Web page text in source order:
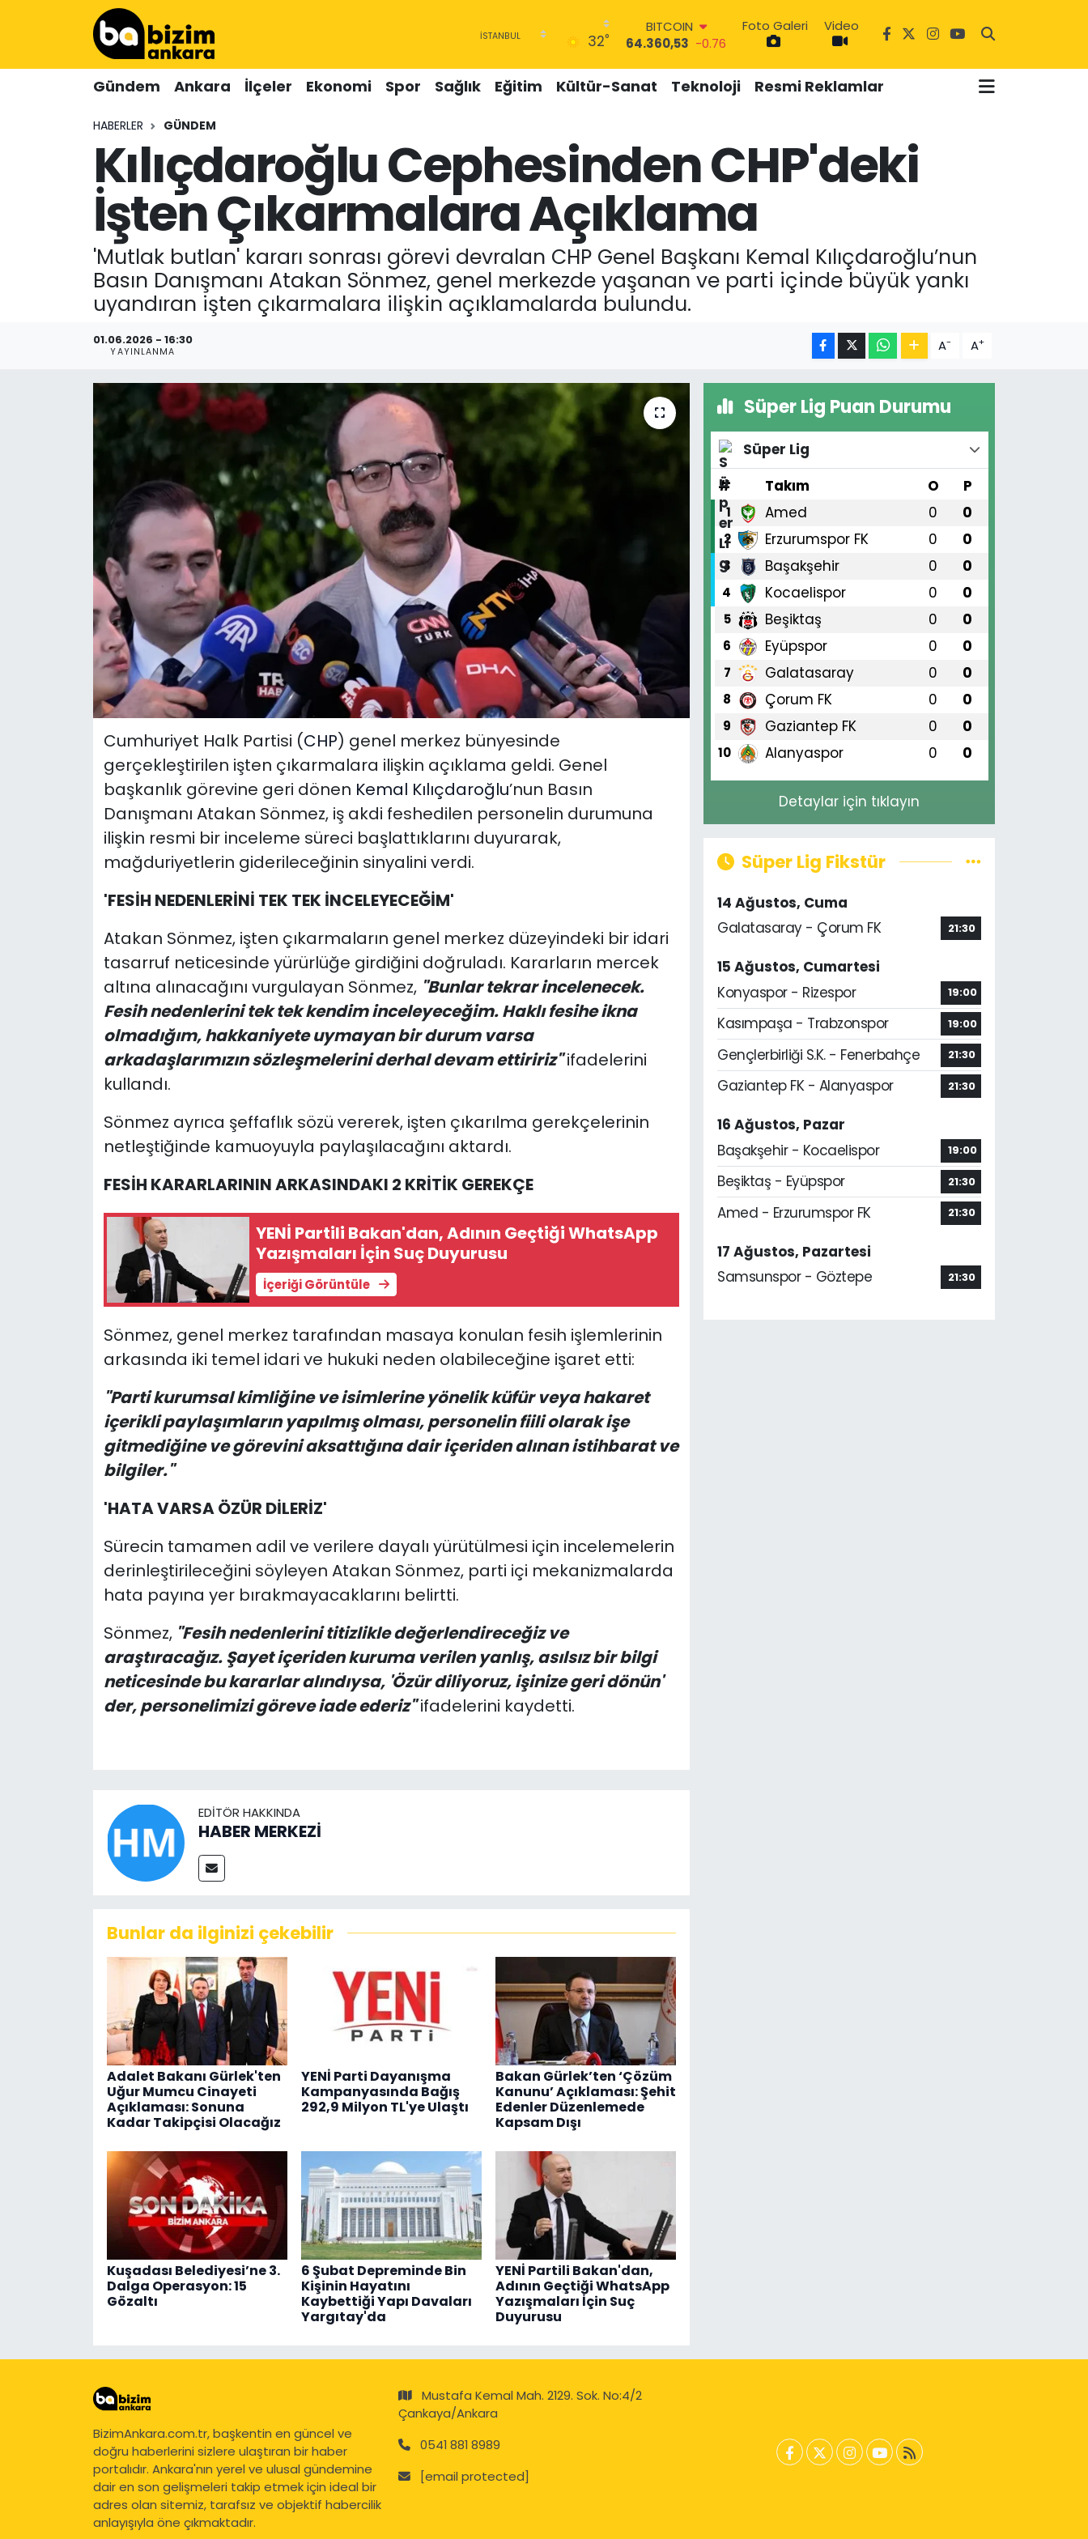
32°
BITCOIN
64.360,53 -0.76
47,7069
EURO
64,1897
GRAM ALTIN
6618.49
2.12
13.887
64
Foto Galeri Video
Gündem Ankara İlçeler Ekonomi Spor Sağlık Eğitim Kültür-Sanat Teknoloji Resmi Reklamlar
HABERLER GÜNDEM
Kılıçdaroğlu Cephesinden CHP'deki
İşten Çıkarmalara Açıklama
'Mutlak butlan' kararı sonrası görevi devralan CHP Genel Başkanı Kemal Kılıçdaroğlu’nun
Basın Danışmanı Atakan Sönmez, genel merkezde yaşanan ve parti içinde büyük yankı
uyandıran işten çıkarmalara ilişkin açıklamalarda bulundu.
01.06.2026 - 16:30
YAYINLANMA A- A+
Cumhuriyet Halk Partisi (CHP) genel merkez bünyesinde
gerçekleştirilen işten çıkarmalara ilişkin açıklama geldi. Genel
başkanlık görevine geri dönen Kemal Kılıçdaroğlu’nun Basın
Danışmanı Atakan Sönmez, iş akdi feshedilen personelin durumuna
ilişkin resmi bir inceleme süreci başlattıklarını duyurarak,
mağduriyetlerin giderileceğinin sinyalini verdi.
'FESİH NEDENLERİNİ TEK TEK İNCELEYECEĞİM'
Atakan Sönmez, işten çıkarmaların genel merkez düzeyindeki bir idari
tasarruf neticesinde yürürlüğe girdiğini doğruladı. Kararların mercek
altına alınacağını vurgulayan Sönmez, "Bunlar tekrar incelenecek.
Fesih nedenlerini tek tek kendim inceleyeceğim. Haklı fesihe ikna
olmadığım, hakkaniyete uymayan bir durum varsa
arkadaşlarımızın sözleşmelerini derhal devam ettiririz" ifadelerini
kullandı.
Sönmez ayrıca şeffaflık sözü vererek, işten çıkarılma gerekçelerinin
netleştiğinde kamuoyuyla paylaşılacağını aktardı.
FESİH KARARLARININ ARKASINDAKI 2 KRİTİK GEREKÇE
YENİ Partili Bakan'dan, Adının Geçtiği WhatsApp
Yazışmaları İçin Suç Duyurusu
İçeriği Görüntüle
Sönmez, genel merkez tarafından masaya konulan fesih işlemlerinin
arkasında iki temel idari ve hukuki neden olabileceğine işaret etti:
"Parti kurumsal kimliğine ve isimlerine yönelik küfür veya hakaret
içerikli paylaşımların yapılmış olması, personelin fiili olarak işe
gitmediğine ve görevini aksattığına dair içeriden alınan istihbarat ve
bilgiler."
'HATA VARSA ÖZÜR DİLERİZ'
Sürecin tamamen adil ve verilere dayalı yürütülmesi için incelemelerin
derinleştirileceğini söyleyen Atakan Sönmez, parti içi mekanizmalarda
hata payına yer bırakmayacaklarını belirtti.
Sönmez,"Fesih nedenlerini titizlikle değerlendireceğiz ve
araştıracağız. Şayet içeriden kuruma verilen yanlış, asılsız bir bilgi
neticesinde bu kararlar alındıysa, 'Özür diliyoruz, işinize geri dönün'
der, personelimizi göreve iade ederiz" ifadelerini kaydetti.
EDITÖR HAKKINDA
HABER MERKEZİ
Bunlar da ilginizi çekebilir
Adalet Bakanı Gürlek'ten
Uğur Mumcu Cinayeti
Açıklaması: Sonuna
Kadar Takipçisi Olacağız
YENİ Parti Dayanışma
Kampanyasında Bağış
292,9 Milyon TL'ye Ulaştı
Bakan Gürlek’ten ‘Çözüm
Kanunu’ Açıklaması: Şehit
Edenler Düzenlemede
Kapsam Dışı
Kuşadası Belediyesi’ne 3.
Dalga Operasyon: 15
Gözaltı
6 Şubat Depreminde Bin
Kişinin Hayatını
Kaybettiği Yapı Davaları
Yargıtay'da
YENİ Partili Bakan'dan,
Adının Geçtiği WhatsApp
Yazışmaları İçin Suç
Duyurusu
Süper Lig Puan Durumu
Süper Lig
#
Takım O P
1 Amed 0 0
2 Erzurumspor FK 0 0
3 Başakşehir 0 0
4 Kocaelispor 0 0
5 Beşiktaş 0 0
6 Eyüpspor 0 0
7 Galatasaray 0 0
8 Çorum FK 0 0
9 Gaziantep FK 0 0
10 Alanyaspor 0 0
Detaylar için tıklayın
Süper Lig Fikstür
14 Ağustos, Cuma
Galatasaray - Çorum FK
21:30
15 Ağustos, Cumartesi
Konyaspor - Rizespor
19:00
Kasımpaşa - Trabzonspor 19:00
Gençlerbirliği S.K. - Fenerbahçe 21:30
Gaziantep FK - Alanyaspor 21:30
16 Ağustos, Pazar
Başakşehir - Kocaelispor
19:00
Beşiktaş - Eyüpspor 21:30
Amed - Erzurumspor FK 21:30
17 Ağustos, Pazartesi
Samsunspor - Göztepe
21:30
BizimAnkara.com.tr, başkentin en güncel ve
doğru haberlerini sizlere ulaştıran bir haber
portalıdır. Ankara'nın yerel ve ulusal gündemine
dair en son gelişmeleri takip etmek için ideal bir
adres olan sitemiz, tarafsız ve objektif habercilik
anlayışıyla öne çıkmaktadır.
Mustafa Kemal Mah. 2129. Sok. No:4/2
Çankaya/Ankara
0541 881 8989
[email protected]
Hava Durumu
Süper Lig Puan Durumu ve Fikstür
Tüm Manşetler
Son Dakika Haberleri
Haber Arşivi